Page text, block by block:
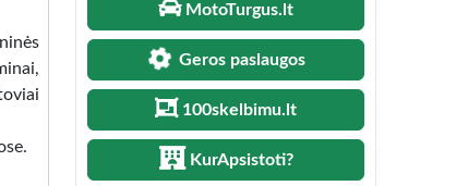
MotoTurgus.lt
Geros paslaugos
100skelbimu.lt
KurApsistoti?